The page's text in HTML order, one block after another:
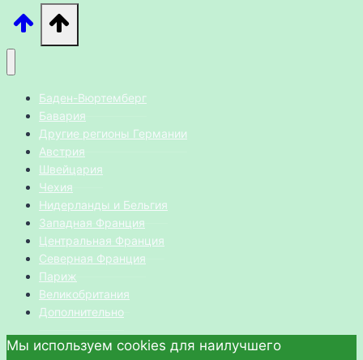
Баден-Вюртемберг
Бавария
Другие регионы Германии
Австрия
Швейцария
Чехия
Нидерланды и Бельгия
Западная Франция
Центральная Франция
Северная Франция
Париж
Великобритания
Дополнительно
Мы используем cookies для наилучшего